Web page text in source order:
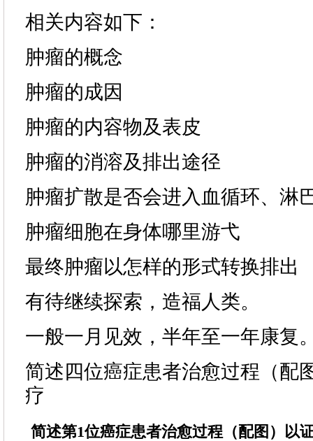
相关内容如下：
肿瘤的概念
肿瘤的成因
肿瘤的内容物及表皮
肿瘤的消溶及排出途径
肿瘤扩散是否会进入血循环、淋
肿瘤细胞在身体哪里游弋
最终肿瘤以怎样的形式转换排出
有待继续探索，造福人类。
一般一月见效，半年至一年康复
简述四位癌症患者治愈过程（配
疗
简述第1位癌症患者治愈过程（配图）以